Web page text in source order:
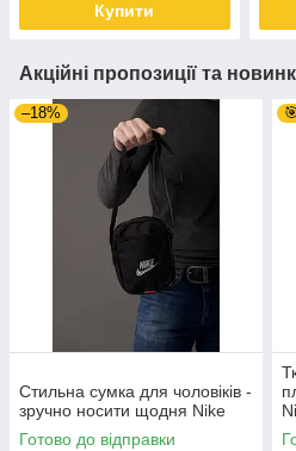
Купити
Акційні пропозиції та
–18%
Стильна сумка для чоловіків -
зручно носити щодня Nike
Готово до відправки